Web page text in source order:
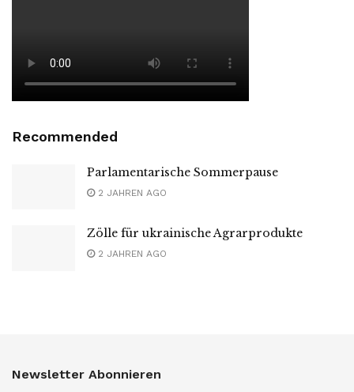
Recommended
Parlamentarische Sommerpause
2 JAHREN AGO
Zölle für ukrainische Agrarprodukte
2 JAHREN AGO
Newsletter Abonnieren